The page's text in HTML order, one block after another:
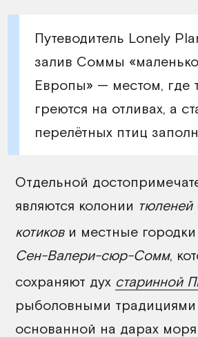
Путеводитель Lonely
залив Соммы
Европы» — местом, где
греются на отливах, а
перелётных птиц
Отдельной
являются колонии тюленей
котикови местные городки
Сен-Валери-сюр-Сомм,
сохраняют дух старинной
рыболовными традициями
основанной на дарах